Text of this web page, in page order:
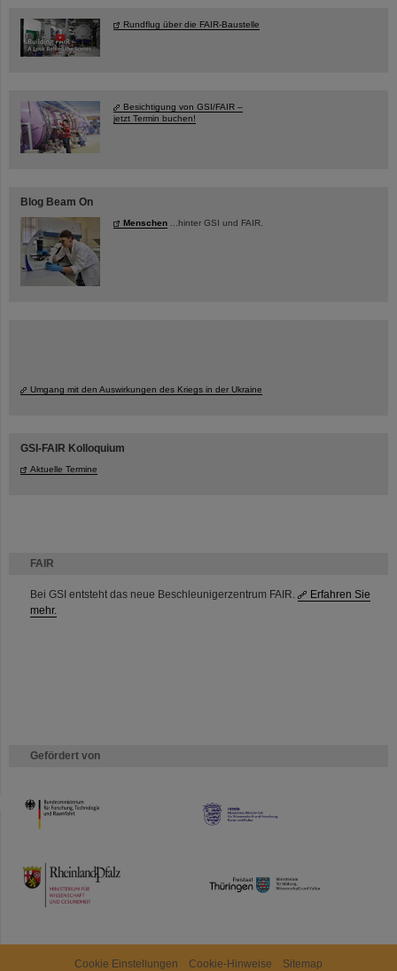
FAIR
Bei GSI entsteht das neue Beschleunigerzentrum FAIR.
Erfahren Sie
mehr.
Gefördert von
HMWK
TMWWDG
Rundflug über die FAIR-Baustelle
Besichtigung von GSI/FAIR –
jetzt Termin buchen!
Blog Beam On
Menschen ...hinter GSI und FAIR.
Umgang mit den Auswirkungen des Kriegs in der Ukraine
GSI-FAIR Kolloquium
Aktuelle Termine
Cookie Einstellungen Cookie-Hinweise Sitemap